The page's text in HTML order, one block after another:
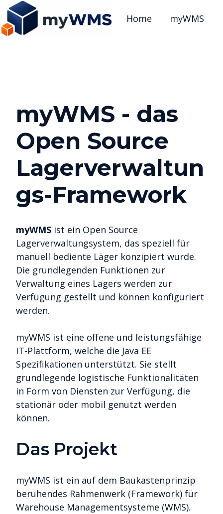
Home myWMS
myWMS - das
Open Source
Lagerverwaltun
gs-Framework
myWMS ist ein Open Source
Lagerverwaltungsystem, das speziell für
manuell bediente Läger konzipiert wurde.
Die grundlegenden Funktionen zur
Verwaltung eines Lagers werden zur
Verfügung gestellt und können konfiguriert
werden.
myWMS ist eine offene und leistungsfähige
IT-Plattform, welche die Java EE
Spezifikationen unterstützt. Sie stellt
grundlegende logistische Funktionalitäten
in Form von Diensten zur Verfügung, die
stationär oder mobil genutzt werden
können.
Das Projekt
myWMS ist ein auf dem Baukastenprinzip
beruhendes Rahmenwerk (Framework) für
Warehouse Managementsysteme (WMS).